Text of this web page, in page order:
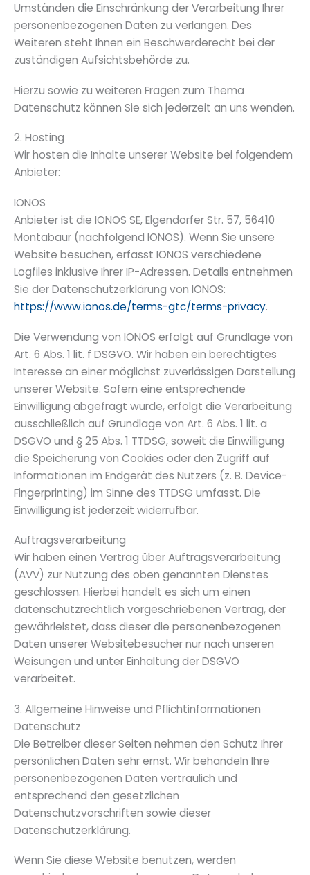
Umständen die Einschränkung der Verarbeitung Ihrer
personenbezogenen Daten zu verlangen. Des
Weiteren steht Ihnen ein Beschwerderecht bei der
zuständigen Aufsichtsbehörde zu.
Hierzu sowie zu weiteren Fragen zum Thema
Datenschutz können Sie sich jederzeit an uns wenden.
2. Hosting
Wir hosten die Inhalte unserer Website bei folgendem
Anbieter:
IONOS
Anbieter ist die IONOS SE, Elgendorfer Str. 57, 56410
Montabaur (nachfolgend IONOS). Wenn Sie unsere
Website besuchen, erfasst IONOS verschiedene
Logfiles inklusive Ihrer IP-Adressen. Details entnehmen
Sie der Datenschutzerklärung von IONOS:
https://www.ionos.de/terms-gtc/terms-privacy.
Die Verwendung von IONOS erfolgt auf Grundlage von
Art. 6 Abs. 1 lit. f DSGVO. Wir haben ein berechtigtes
Interesse an einer möglichst zuverlässigen Darstellung
unserer Website. Sofern eine entsprechende
Einwilligung abgefragt wurde, erfolgt die Verarbeitung
ausschließlich auf Grundlage von Art. 6 Abs. 1 lit. a
DSGVO und § 25 Abs. 1 TTDSG, soweit die Einwilligung
die Speicherung von Cookies oder den Zugriff auf
Informationen im Endgerät des Nutzers (z. B. Device-
Fingerprinting) im Sinne des TTDSG umfasst. Die
Einwilligung ist jederzeit widerrufbar.
Auftragsverarbeitung
Wir haben einen Vertrag über Auftragsverarbeitung
(AVV) zur Nutzung des oben genannten Dienstes
geschlossen. Hierbei handelt es sich um einen
datenschutzrechtlich vorgeschriebenen Vertrag, der
gewährleistet, dass dieser die personenbezogenen
Daten unserer Websitebesucher nur nach unseren
Weisungen und unter Einhaltung der DSGVO
verarbeitet.
3. Allgemeine Hinweise und Pflicht­informationen
Datenschutz
Die Betreiber dieser Seiten nehmen den Schutz Ihrer
persönlichen Daten sehr ernst. Wir behandeln Ihre
personenbezogenen Daten vertraulich und
entsprechend den gesetzlichen
Datenschutzvorschriften sowie dieser
Datenschutzerklärung.
Wenn Sie diese Website benutzen, werden